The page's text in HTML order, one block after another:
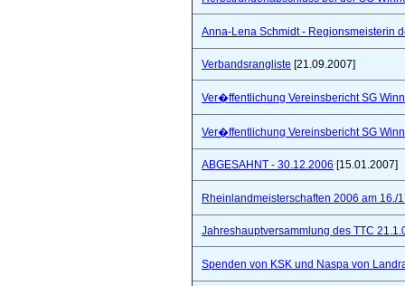
Anna-Lena Schmidt - Regionsmeisterin
Verbandsrangliste [21.09.2007]
Ver�ffentlichung Vereinsbericht SG
Ver�ffentlichung Vereinsbericht SG
ABGESAHNT - 30.12.2006 [15.01.2007]
Rheinlandmeisterschaften 2006 am
Jahreshauptversammlung des TTC
Spenden von KSK und Naspa von